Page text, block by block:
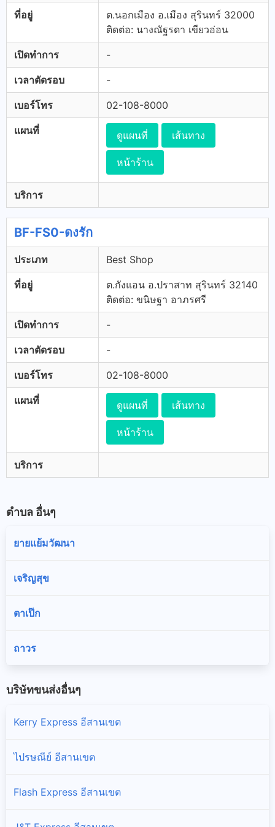
ที่อยู่
ต.นอกเมือง อ.เมือง สุรินทร์ 32000
ติดต่อ: นางณัฐรดา เขียวอ่อน
เปิดทำการ -
เวลาตัดรอบ -
เบอร์โทร 02-108-8000
แผนที่ ดูแผนที่ เส้นทาง
หน้าร้าน
บริการ
BF-FS0-ดงรัก
ประเภท Best Shop
ที่อยู่
ต.กังแอน อ.ปราสาท สุรินทร์ 32140
ติดต่อ: ขนิษฐา อาภรศรี
เปิดทำการ -
เวลาตัดรอบ -
เบอร์โทร 02-108-8000
แผนที่ ดูแผนที่ เส้นทาง
หน้าร้าน
บริการ
ตำบล อื่นๆ
ยายแย้มวัฒนา
เจริญสุข
ตาเป๊ก
ถาวร
บริษัทขนส่งอื่นๆ
Kerry Express อีสานเขต
ไปรษณีย์ อีสานเขต
Flash Express อีสานเขต